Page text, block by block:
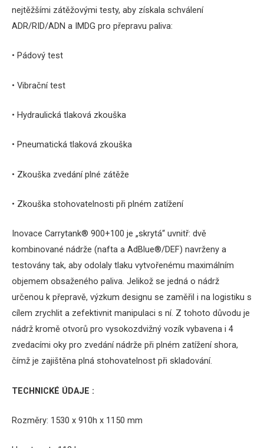
nejtěžšími zátěžovými testy, aby získala schválení
ADR/RID/ADN a IMDG pro přepravu paliva:
• Pádový test
• Vibrační test
• Hydraulická tlaková zkouška
• Pneumatická tlaková zkouška
• Zkouška zvedání plné zátěže
• Zkouška stohovatelnosti při plném zatížení
Inovace Carrytank® 900+100 je „skrytá“ uvnitř: dvě
kombinované nádrže (nafta a AdBlue®/DEF) navrženy a
testovány tak, aby odolaly tlaku vytvořenému maximálním
objemem obsaženého paliva. Jelikož se jedná o nádrž
určenou k přepravě, výzkum designu se zaměřil i na logistiku s
cílem zrychlit a zefektivnit manipulaci s ní. Z tohoto důvodu je
nádrž kromě otvorů pro vysokozdvižný vozík vybavena i 4
zvedacími oky pro zvedání nádrže při plném zatížení shora,
čímž je zajištěna plná stohovatelnost při skladování.
TECHNICKÉ ÚDAJE :
Rozměry: 1530 x 910h x 1150 mm